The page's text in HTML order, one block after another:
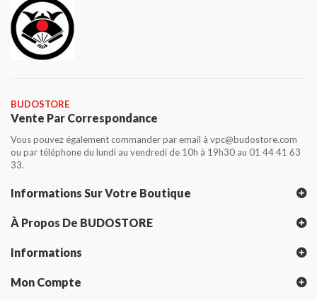
BUDOSTORE
Vente Par Correspondance
Vous pouvez également commander par email à vpc@budostore.com
ou par téléphone du lundi au vendredi de 10h à 19h30 au 01 44 41 63
33.
Informations Sur Votre Boutique
À Propos De BUDOSTORE
Informations
Mon Compte